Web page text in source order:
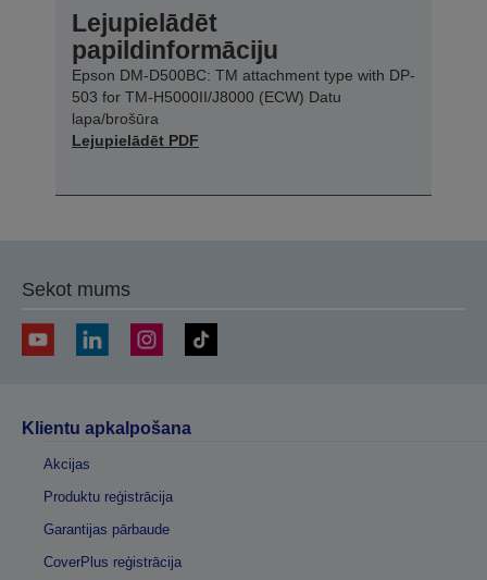
Lejupielādēt
papildinformāciju
Epson DM-D500BC: TM attachment type with DP-
503 for TM-H5000II/J8000 (ECW) Datu
lapa/brošūra
Lejupielādēt PDF
Sekot mums
Klientu apkalpošana
Akcijas
Produktu reģistrācija
Garantijas pārbaude
CoverPlus reģistrācija